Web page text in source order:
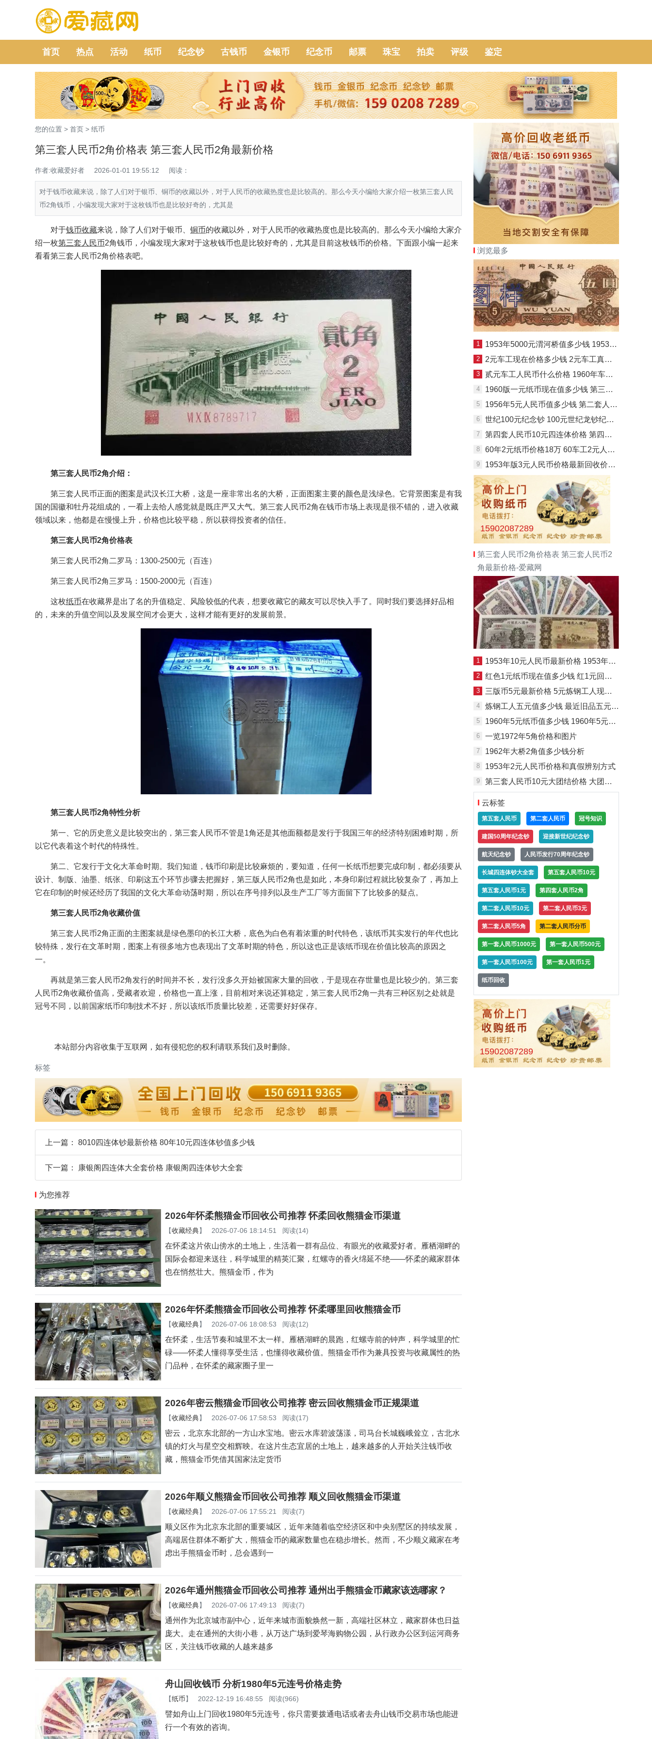
首页 热点 活动 纸币 纪念钞 古钱币 金银币 纪念币 邮票 珠宝 拍卖 评级 鉴定
您的位置 > 首页 > 纸币
第三套人民币2角价格表 第三套人民币2角最新价格
作者:收藏爱好者 2026-01-01 19:55:12 阅读：
对于钱币收藏来说，除了人们对于银币、铜币的收藏以外，对于人民币的收藏热度也是比较高的。那么今天小编给大家介绍一枚第三套人民
币2角钱币，小编发现大家对于这枚钱币也是比较好奇的，尤其是
对于钱币收藏来说，除了人们对于银币、 铜币的收藏以外，对于人民币的收藏热度也是比较高的。那么今天小编给大家介
绍一枚第三套人民币2角钱币，小编发现大家对于这枚钱币也是比较好奇的，尤其是目前这枚钱币的价格。下面跟小编一起来
看看第三套人民币2角价格表吧。
第三套人民币2角介绍：
第三套人民币正面的图案是武汉长江大桥，这是一座非常出名的大桥，正面图案主要的颜色是浅绿色。它背景图案是有我
国的国徽和牡丹花组成的，一看上去给人感觉就是既庄严又大气。第三套人民币2角在钱币市场上表现是很不错的，进入收藏
领域以来，他都是在慢慢上升，价格也比较平稳，所以获得投资者的信任。
第三套人民币2角价格表
第三套人民币2角二罗马：1300-2500元（百连）
第三套人民币2角三罗马：1500-2000元（百连）
这枚纸币在收藏界是出了名的升值稳定、风险较低的代表，想要收藏它的藏友可以尽快入手了。同时我们要选择好品相
的，未来的升值空间以及发展空间才会更大，这样才能有更好的发展前景。
第三套人民币2角特性分析
第一、它的历史意义是比较突出的，第三套人民币不管是1角还是其他面额都是发行于我国三年的经济特别困难时期，所
以它代表着这个时代的特殊性。
第二、它发行于文化大革命时期。我们知道，钱币印刷是比较麻烦的，要知道，任何一长纸币想要完成印制，都必须要从
设计、制版、油墨、纸张、印刷这五个环节步骤去把握好，第三版人民币2角也是如此，本身印刷过程就比较复杂了，再加上
它在印制的时候还经历了我国的文化大革命动荡时期，所以在序号排列以及生产工厂等方面留下了比较多的疑点。
第三套人民币2角收藏价值
第三套人民币2角正面的主图案就是绿色墨印的长江大桥，底色为白色有着浓重的时代特色，该纸币其实发行的年代也比
较特殊，发行在文革时期，图案上有很多地方也表现出了文革时期的特色，所以这也正是该纸币现在价值比较高的原因之
一。
再就是第三套人民币2角发行的时间并不长，发行没多久开始被国家大量的回收，于是现在存世量也是比较少的。第三套
人民币2角收藏价值高，受藏者欢迎，价格也一直上涨，目前相对来说还算稳定，第三套人民币2角一共有三种区别之处就是
冠号不同，以前国家纸币印制技术不好，所以该纸币质量比较差，还需要好好保存。
本站部分内容收集于互联网，如有侵犯您的权利请联系我们及时删除。
标签
上一篇： 8010四连体钞最新价格 80年10元四连体钞值多少钱
下一篇： 康银阁四连体大全套价格 康银阁四连体钞大全套
为您推荐
2026年怀柔熊猫金币回收公司推荐 怀柔回收熊猫金币渠道
【收藏经典】 2026-07-06 18:14:51 阅读(14)
在怀柔这片依山傍水的土地上，生活着一群有品位、有眼光的收藏爱好者。雁栖湖畔的
国际会都迎来送往，科学城里的精英汇聚，红螺寺的香火绵延不绝——怀柔的藏家群体
也在悄然壮大。熊猫金币，作为
2026年怀柔熊猫金币回收公司推荐 怀柔哪里回收熊猫金币
【收藏经典】 2026-07-06 18:08:53 阅读(12)
在怀柔，生活节奏和城里不太一样。雁栖湖畔的晨跑，红螺寺前的钟声，科学城里的忙
碌——怀柔人懂得享受生活，也懂得收藏价值。熊猫金币作为兼具投资与收藏属性的热
门品种，在怀柔的藏家圈子里一
2026年密云熊猫金币回收公司推荐 密云回收熊猫金币正规渠道
【收藏经典】 2026-07-06 17:58:53 阅读(17)
密云，北京东北部的一方山水宝地。密云水库碧波荡漾，司马台长城巍峨耸立，古北水
镇的灯火与星空交相辉映。在这片生态宜居的土地上，越来越多的人开始关注钱币收
藏，熊猫金币凭借其国家法定货币
2026年顺义熊猫金币回收公司推荐 顺义回收熊猫金币渠道
【收藏经典】 2026-07-06 17:55:21 阅读(7)
顺义区作为北京东北部的重要城区，近年来随着临空经济区和中央别墅区的持续发展，
高端居住群体不断扩大，熊猫金币的藏家数量也在稳步增长。然而，不少顺义藏家在考
虑出手熊猫金币时，总会遇到一
2026年通州熊猫金币回收公司推荐 通州出手熊猫金币藏家该选哪家？
【收藏经典】 2026-07-06 17:49:13 阅读(7)
通州作为北京城市副中心，近年来城市面貌焕然一新，高端社区林立，藏家群体也日益
庞大。走在通州的大街小巷，从万达广场到爱琴海购物公园，从行政办公区到运河商务
区，关注钱币收藏的人越来越多
舟山回收钱币 分析1980年5元连号价格走势
【纸币】 2022-12-19 16:48:55 阅读(966)
譬如舟山上门回收1980年5元连号，你只需要拨通电话或者去舟山钱币交易市场也能进
行一个有效的咨询。
浏览最多
1 1953年5000元渭河桥值多少钱 1953年5000元渭河桥价格
2 2元车工现在价格多少钱 2元车工真假辨别
3 贰元车工人民币什么价格 1960年车工两元纸币真伪识别
4 1960版一元纸币现在值多少钱 第三版1元纸币价格
5 1956年5元人民币值多少钱 第二套人民币的五元纸币
6 世纪100元纪念钞 100元世纪龙钞纪念钞最新收藏价格
7 第四套人民币10元四连体价格 第四套人民币10元四连体全套价格
8 60年2元纸币价格18万 60车工2元人民币最新价格
9 1953年版3元人民币价格最新回收价格 1953年版3元人民币纸币价格
15902087289
第三套人民币2角价格表 第三套人民币2
角最新价格-爱藏网
1 1953年10元人民币最新价格 1953年10元纸币回收价格表
2 红色1元纸币现在值多少钱 红1元回收价格表
3 三版币5元最新价格 5元炼钢工人现在值多少钱
4 炼钢工人五元值多少钱 最近旧品五元炼钢价格
5 1960年5元纸币值多少钱 1960年5元钱单张回收价格
6 一览1972年5角价格和图片
7 1962年大桥2角值多少钱分析
8 1953年2元人民币价格和真假辨别方式
9 第三套人民币10元大团结价格 大团结10元价格详情
云标签
第五套人民币 第二套人民币 冠号知识
建国50周年纪念钞 迎接新世纪纪念钞
航天纪念钞 人民币发行70周年纪念钞
长城四连体钞大全套 第五套人民币10元
第五套人民币1元 第四套人民币2角
第二套人民币10元 第二套人民币3元
第二套人民币5角 第二套人民币分币
第一套人民币1000元 第一套人民币500元
第一套人民币100元 第一套人民币1元
纸币回收
15902087289